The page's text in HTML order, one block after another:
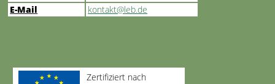
E-Mail
kontakt@leb.de
Zertifiziert nach